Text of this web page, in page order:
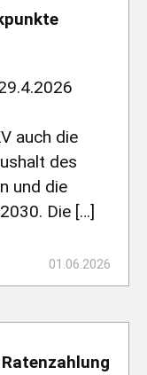
auch die
des
und die
Die […]
01.06.2026